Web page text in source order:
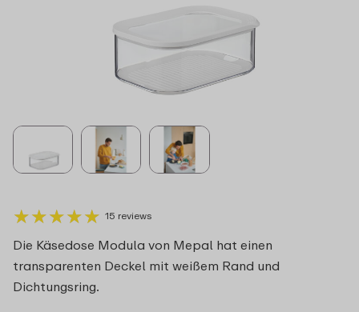
★★★★★
★★★★★ 15 reviews
Die Käsedose Modula von Mepal hat einen
transparenten Deckel mit weißem Rand und
Dichtungsring.